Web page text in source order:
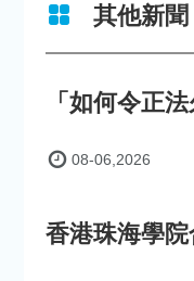
其他新聞
「如何令正
08-06,2026